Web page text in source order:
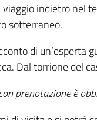
indietro nel
sotterraneo.
di
Dal torrione del
prenotazione è